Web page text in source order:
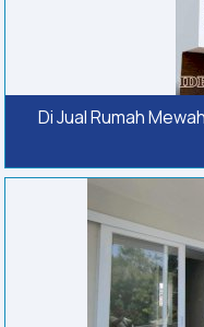
Di Jual Rumah